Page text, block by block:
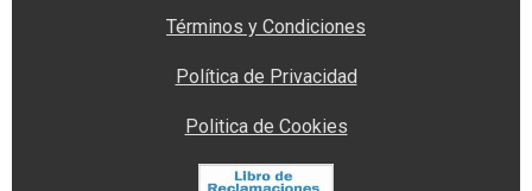
Términos y Condiciones
Política de Privacidad
Politica de Cookies